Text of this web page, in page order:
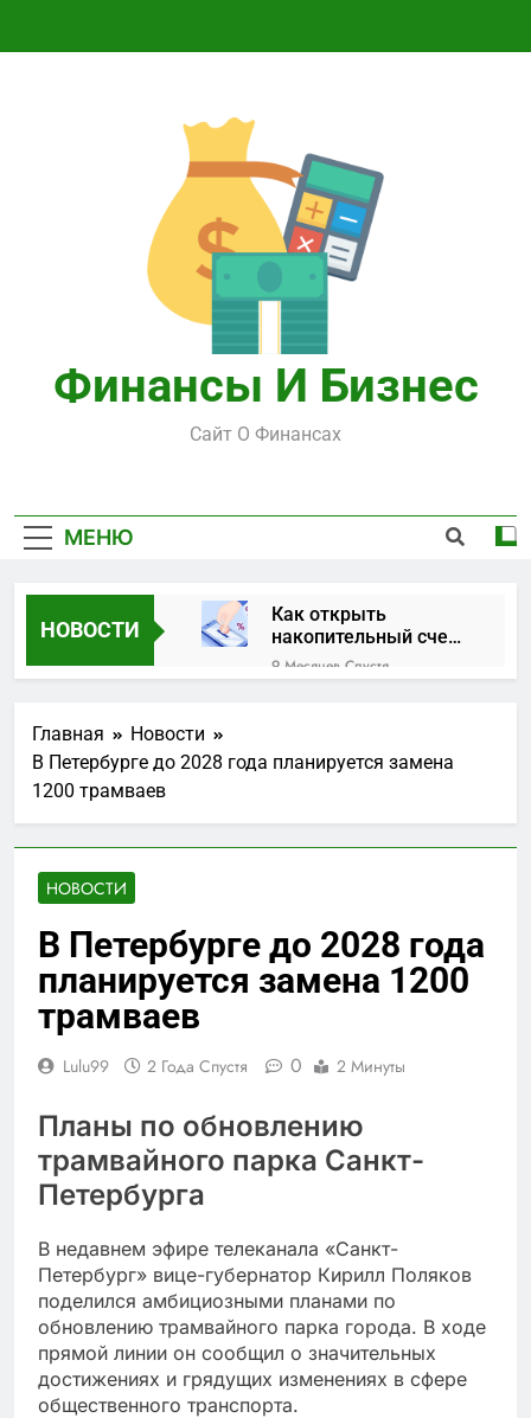
Финансы И Бизнес
Сайт О Финансах
МЕНЮ
НОВОСТИ
Как открыть
накопительный счет
в банке
9 Месяцев Спустя
Официальный
1 Год Спустя
Вклады в рублях на
Что такое займы и
как они работают?
2 Года Спустя
2 Года Спустя
Главная
Новости
В Петербурге до 2028 года планируется замена
1200 трамваев
НОВОСТИ
В Петербурге до 2028 года
планируется замена 1200
трамваев
Lulu99 2 Года Спустя 0 2 Минуты
Планы по обновлению
трамвайного парка Санкт-
Петербурга
В недавнем эфире телеканала «Санкт-
Петербург» вице-губернатор Кирилл Поляков
поделился амбициозными планами по
обновлению трамвайного парка города. В ходе
прямой линии он сообщил о значительных
достижениях и грядущих изменениях в сфере
общественного транспорта.